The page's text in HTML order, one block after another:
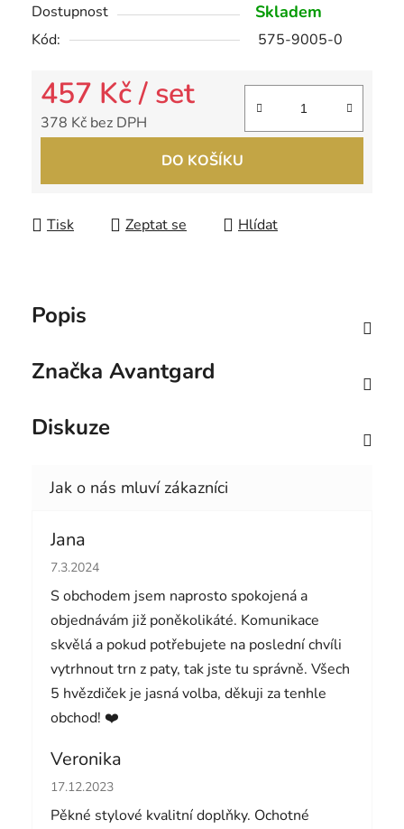
Dostupnost Skladem
Kód: 575-9005-0
457 Kč/ set
378 Kč bez DPH
DO KOŠÍKU
Tisk Zeptat se Hlídat
Popis
Značka Avantgard
Diskuze
Jana
Hodnocení obchodu je 5 z 5 hvězdiček.
7.3.2024
S obchodem jsem naprosto spokojená a
objednávám již poněkolikáté. Komunikace
skvělá a pokud potřebujete na poslední chvíli
vytrhnout trn z paty, tak jste tu správně. Všech
5 hvězdiček je jasná volba, děkuji za tenhle
obchod! ❤️
Veronika
Hodnocení obchodu je 5 z 5 hvězdiček.
17.12.2023
Pěkné stylové kvalitní doplňky. Ochotné